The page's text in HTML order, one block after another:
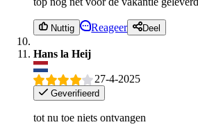
Nuttig Reageer Deel
Hans la Heij
27-4-2025
Geverifieerd
tot nu toe niets ontvangen